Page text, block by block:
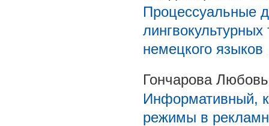
Процессуальные
лингвокультурных
немецкого языков
Гончарова
Информативный,
режимы в